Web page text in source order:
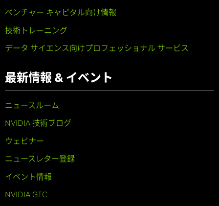
ベンチャー キャピタル向け情報
技術トレーニング
データ サイエンス向けプロフェッショナル サービス
最新情報 & イベント
ニュースルーム
NVIDIA 技術ブログ
ウェビナー
ニュースレター登録
イベント情報
NVIDIA GTC